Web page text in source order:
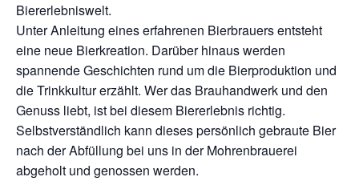
Biererlebniswelt.
Unter Anleitung eines erfahrenen Bierbrauers entsteht
eine neue Bierkreation. Darüber hinaus werden
spannende Geschichten rund um die Bierproduktion und
die Trinkkultur erzählt. Wer das Brauhandwerk und den
Genuss liebt, ist bei diesem Biererlebnis richtig.
Selbstverständlich kann dieses persönlich gebraute Bier
nach der Abfüllung bei uns in der Mohrenbrauerei
abgeholt und genossen werden.